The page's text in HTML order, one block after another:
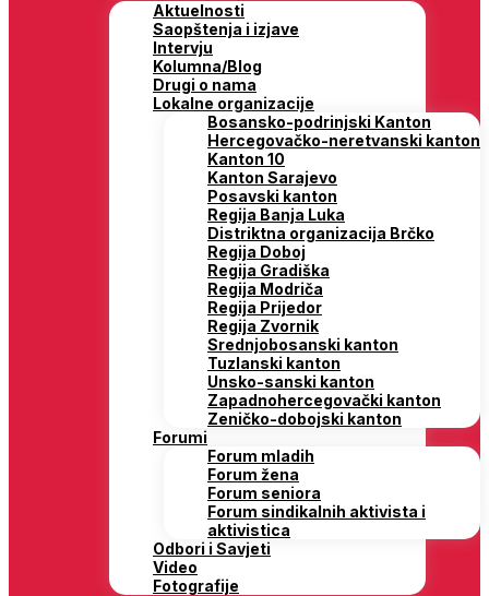
Aktuelnosti
Saopštenja i izjave
Intervju
Kolumna/Blog
Drugi o nama
Lokalne organizacije
Bosansko-podrinjski Kanton
Hercegovačko-neretvanski kanton
Kanton 10
Kanton Sarajevo
Posavski kanton
Regija Banja Luka
Distriktna organizacija Brčko
Regija Doboj
Regija Gradiška
Regija Modriča
Regija Prijedor
Regija Zvornik
Srednjobosanski kanton
Tuzlanski kanton
Unsko-sanski kanton
Zapadnohercegovački kanton
Zeničko-dobojski kanton
Forumi
Forum mladih
Forum žena
Forum seniora
Forum sindikalnih aktivista i
aktivistica
Odbori i Savjeti
Video
Fotografije